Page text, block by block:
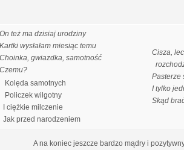
On też ma dzisiaj urodziny
Kartki wysłałam miesiąc temu
Choinka, gwiazdka, samotność
Czemu?
Kolęda samotnych
Policzek wilgotny
I ciężkie milczenie
Jak przed narodzeniem
Cisza,
Pasterze
I tylko
Skąd
A na koniec jeszcze bardzo mądry i